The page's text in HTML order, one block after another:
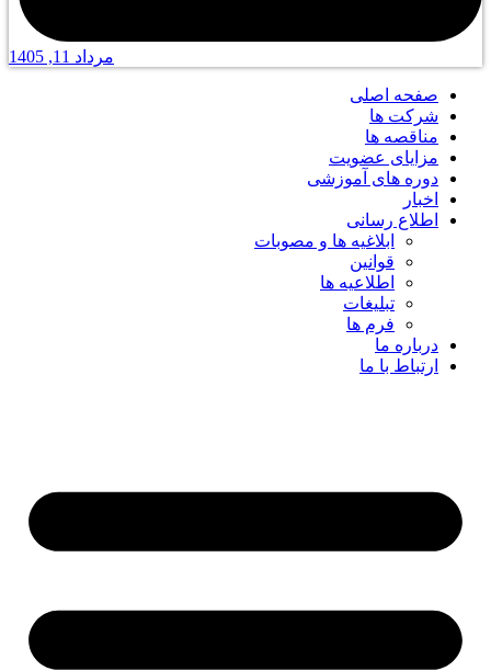
مرداد 11, 1405
صفحه اصلی
شرکت ها
مناقصه ها
مزایای عضویت
دوره های آموزشی
اخبار
اطلاع رسانی
ابلاغیه ها و مصوبات
قوانین
اطلاعیه ها
تبلیغات
فرم ها
درباره ما
ارتباط با ما